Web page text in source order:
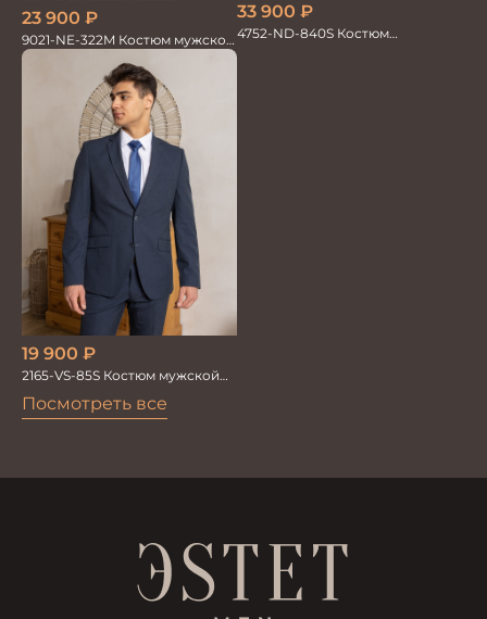
Посмотреть все
23 900 ₽
9021-NE-322M Костюм мужской
двойка хлопок, лен
33 900 ₽
4752-ND-840S Костюм
19 900 ₽
2165-VS-85S Костюм мужской
двойка